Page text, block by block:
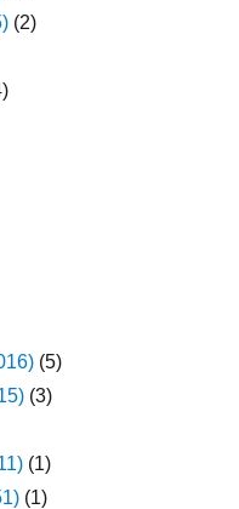
(2)
(5)
(3)
(1)
(1)